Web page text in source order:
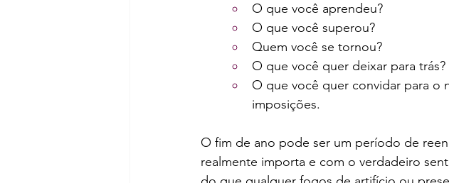
O que você aprendeu?
O que você superou?
Quem você se tornou?
O que você quer deixar para trás?
O que você quer convidar para o
imposições.
O fim de ano pode ser um período de
realmente importa e com o verdadeiro